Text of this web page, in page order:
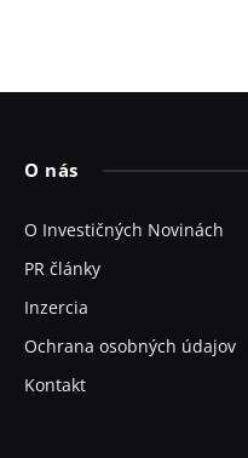
O nás
O Investičných Novinách
PR články
Inzercia
Ochrana osobných údajov
Kontakt